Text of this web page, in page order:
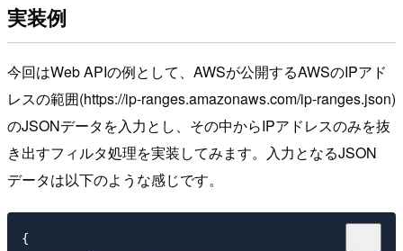
実装例
今回はWeb APIの例として、AWSが公開するAWSのIPアド
レスの範囲(https://ip-ranges.amazonaws.com/ip-ranges.json)
のJSONデータを入力とし、その中からIPアドレスのみを抜
き出すフィルタ処理を実装してみます。入力となるJSON
データは以下のような感じです。
{